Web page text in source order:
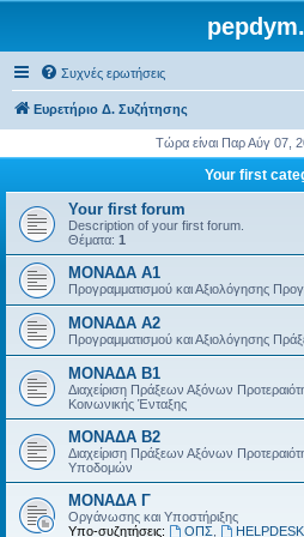
Συχνές ερωτήσεις
Ευρετήριο Δ. Συζήτησης
Τώρα είναι Παρ Αύγ 07,
Your first
Your first forum
Description of your first forum.
Θέματα: 1
ΜΟΝΑΔΑ Α1
Προγραμματισμού και Αξιολόγησης
ΜΟΝΑΔΑ Α2
Προγραμματισμού και Αξιολόγησης
ΜΟΝΑΔΑ Β1
Διαχείριση Πράξεων Αξόνων
Κοινωνικής Ένταξης
ΜΟΝΑΔΑ Β2
Διαχείριση Πράξεων Αξόνων
Υποδομών
ΜΟΝΑΔΑ Γ
Οργάνωσης και Υποστήριξης
Υπο-συζητήσεις:
ΟΠΣ HELPDESK,